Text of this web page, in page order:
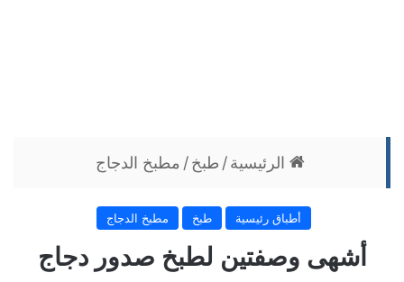
الرئيسية / طبخ / مطبخ الدجاج
أطباق رئيسية طبخ مطبخ الدجاج
أشهى وصفتين لطبخ صدور دجاج